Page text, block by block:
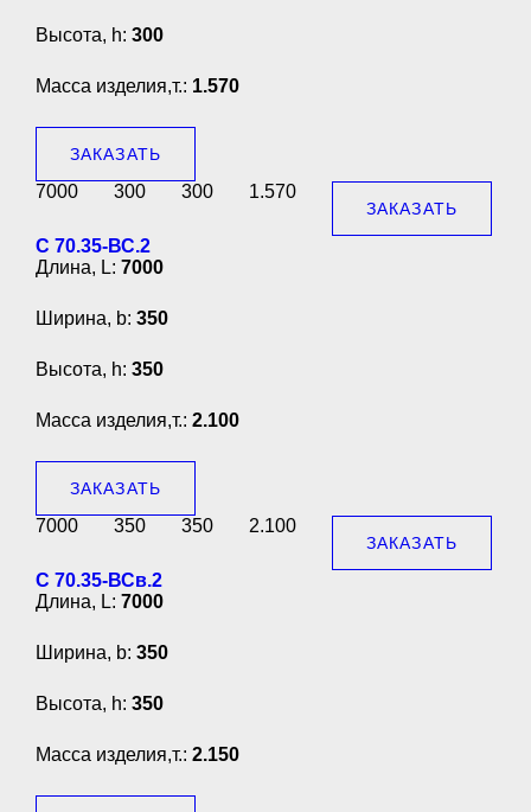
Высота, h: 300
Масса изделия,т.: 1.570
ЗАКАЗАТЬ
7000 300 300 1.570
ЗАКАЗАТЬ
С 70.35-ВС.2
Длина, L: 7000
Ширина, b: 350
Высота, h: 350
Масса изделия,т.: 2.100
ЗАКАЗАТЬ
7000 350 350 2.100
ЗАКАЗАТЬ
С 70.35-ВСв.2
Длина, L: 7000
Ширина, b: 350
Высота, h: 350
Масса изделия,т.: 2.150